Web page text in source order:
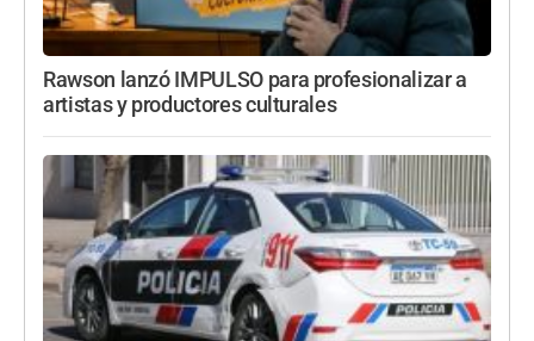
Rawson lanzó IMPULSO para profesionalizar a
artistas y productores culturales